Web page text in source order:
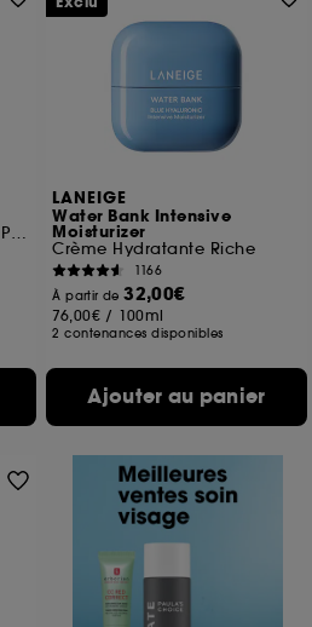
Masque Exfoliant pour les Pieds
LANEIGE
Water Bank Intensive
Moisturizer
Crème Hydratante Riche
1166
À partir de32,00€
76,00€ / 100ml
2 contenances disponibles
Ajouter au panier